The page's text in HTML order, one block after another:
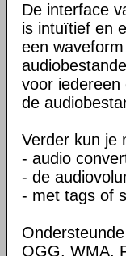
De interface
is intuïtief en
een
voor iedereen
de
Verder kun je
- audio
- de
- met tags of
OGG, WMA,